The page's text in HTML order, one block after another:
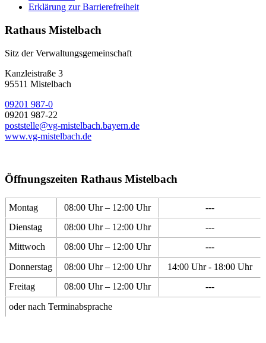
Erklärung zur Barrierefreiheit
Rathaus Mistelbach
Sitz der Verwaltungsgemeinschaft
Kanzleistraße 3
95511 Mistelbach
09201 987-0
09201 987-22
poststelle@vg-mistelbach.bayern.de
www.vg-mistelbach.de
Öffnungszeiten Rathaus Mistelbach
Montag 08:00 Uhr – 12:00 Uhr
---
Dienstag
08:00 Uhr – 12:00 Uhr
---
Mittwoch
08:00 Uhr – 12:00 Uhr
---
Donnerstag
08:00 Uhr – 12:00 Uhr
14:00 Uhr - 18:00 Uhr
Freitag
08:00 Uhr – 12:00 Uhr
---
oder nach Terminabsprache